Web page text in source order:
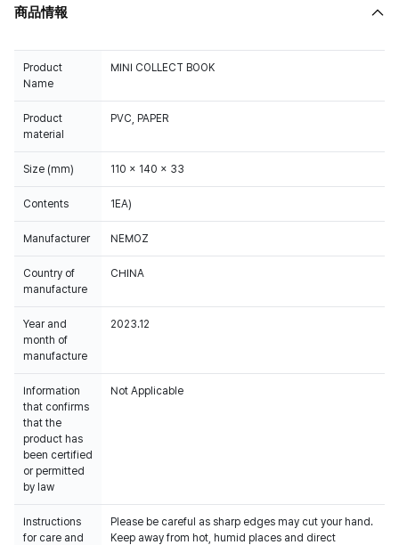
商品情報
Product
Name
MINI COLLECT BOOK
Product
material
PVC, PAPER
Size (mm) 110 x 140 x 33
Contents 1EA)
Manufacturer NEMOZ
Country of
manufacture
CHINA
Year and
month of
manufacture
2023.12
Information
that confirms
that the
product has
been certified
or permitted
by law
Not Applicable
Instructions
for care and
Please be careful as sharp edges may cut your hand.
Keep away from hot, humid places and direct